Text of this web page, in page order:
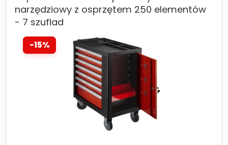
narzędziowy z osprzętem 250 elementów
- 7 szuflad
-15%